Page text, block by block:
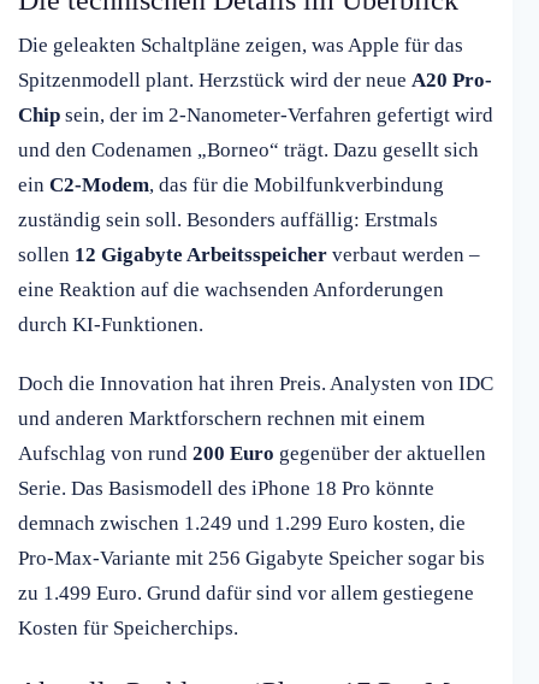
Die geleakten Schaltpläne zeigen, was Apple für das
Spitzenmodell plant. Herzstück wird der neue A20 Pro-
Chip sein, der im 2-Nanometer-Verfahren gefertigt wird
und den Codenamen „Borneo“ trägt. Dazu gesellt sich
ein C2-Modem, das für die Mobilfunkverbindung
zuständig sein soll. Besonders auffällig: Erstmals
sollen 12 Gigabyte Arbeitsspeicher verbaut werden –
eine Reaktion auf die wachsenden Anforderungen
durch KI-Funktionen.
Doch die Innovation hat ihren Preis. Analysten von IDC
und anderen Marktforschern rechnen mit einem
Aufschlag von rund 200 Euro gegenüber der aktuellen
Serie. Das Basismodell des iPhone 18 Pro könnte
demnach zwischen 1.249 und 1.299 Euro kosten, die
Pro-Max-Variante mit 256 Gigabyte Speicher sogar bis
zu 1.499 Euro. Grund dafür sind vor allem gestiegene
Kosten für Speicherchips.